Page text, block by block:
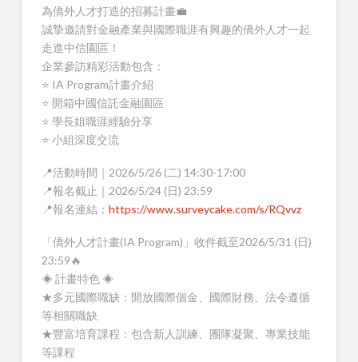
為僑外人才打造的招募計畫💼
誠摯邀請對金融產業與國際職涯有興趣的僑外人才一起
走進中信園區！
企業參訪精彩活動包含：
⭐ IA Program計畫介紹
⭐ 開箱中國信託金融園區
⭐ 學長姐職涯經驗分享
⭐ 小組深度交流
📍活動時間｜2026/5/26 (二) 14:30-17:00
📍報名截止｜2026/5/24 (日) 23:59
📍報名連結： https://www.surveycake.com/s/RQvvz
「僑外人才計畫(IA Program)」收件截至2026/5/31 (日)
23:59🔥
◈ 計畫特色 ◈
★多元國際職缺：開放國際個金、國際財務、法令遵循
等相關職缺
★豐富培育課程：包含新人訓練、團隊凝聚、專業技能
等課程